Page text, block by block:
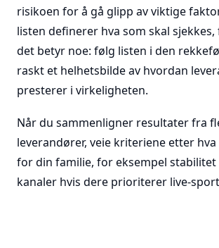
risikoen for å gå glipp av viktige
listen definerer hva som skal
det betyr noe: følg listen i den
raskt et helhetsbilde av hvordan
presterer i virkeligheten.
Når du sammenligner resultater fra
leverandører, veie kriteriene etter
for din familie, for eksempel
kanaler hvis dere prioriterer live-